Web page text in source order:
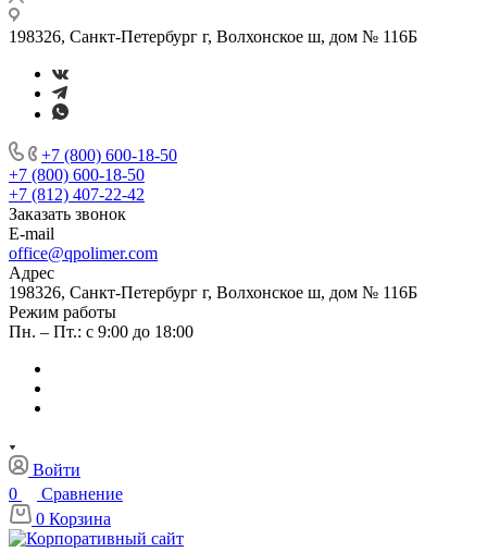
198326, Санкт-Петербург г, Волхонское ш, дом № 116Б
+7 (800) 600-18-50
+7 (800) 600-18-50
+7 (812) 407-22-42
Заказать звонок
E-mail
office@qpolimer.com
Адрес
198326, Санкт-Петербург г, Волхонское ш, дом № 116Б
Режим работы
Пн. – Пт.: с 9:00 до 18:00
Войти
0
Сравнение
0 Корзина